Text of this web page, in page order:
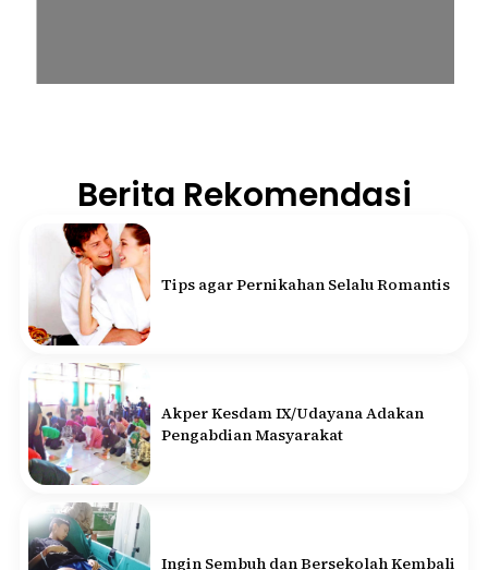
Berita Rekomendasi
Tips agar Pernikahan Selalu Romantis
Akper Kesdam IX/Udayana Adakan
Pengabdian Masyarakat
Ingin Sembuh dan Bersekolah Kembali